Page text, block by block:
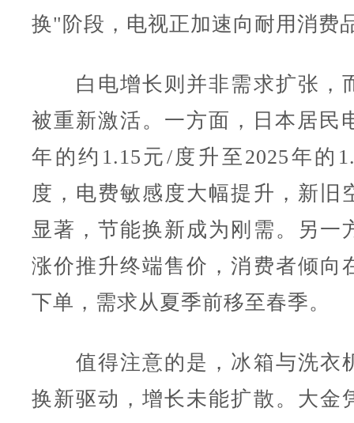
换"阶段，电视正加速向耐用消费
白电增长则并非需求扩张，
被重新激活。一方面，日本居民
年的约1.15元/度升至2025年的
度，电费敏感度大幅提升，新旧
显著，节能换新成为刚需。另一
涨价推升终端售价，消费者倾向
下单，需求从夏季前移至春季。
值得注意的是，冰箱与洗衣
换新驱动，增长未能扩散。大金